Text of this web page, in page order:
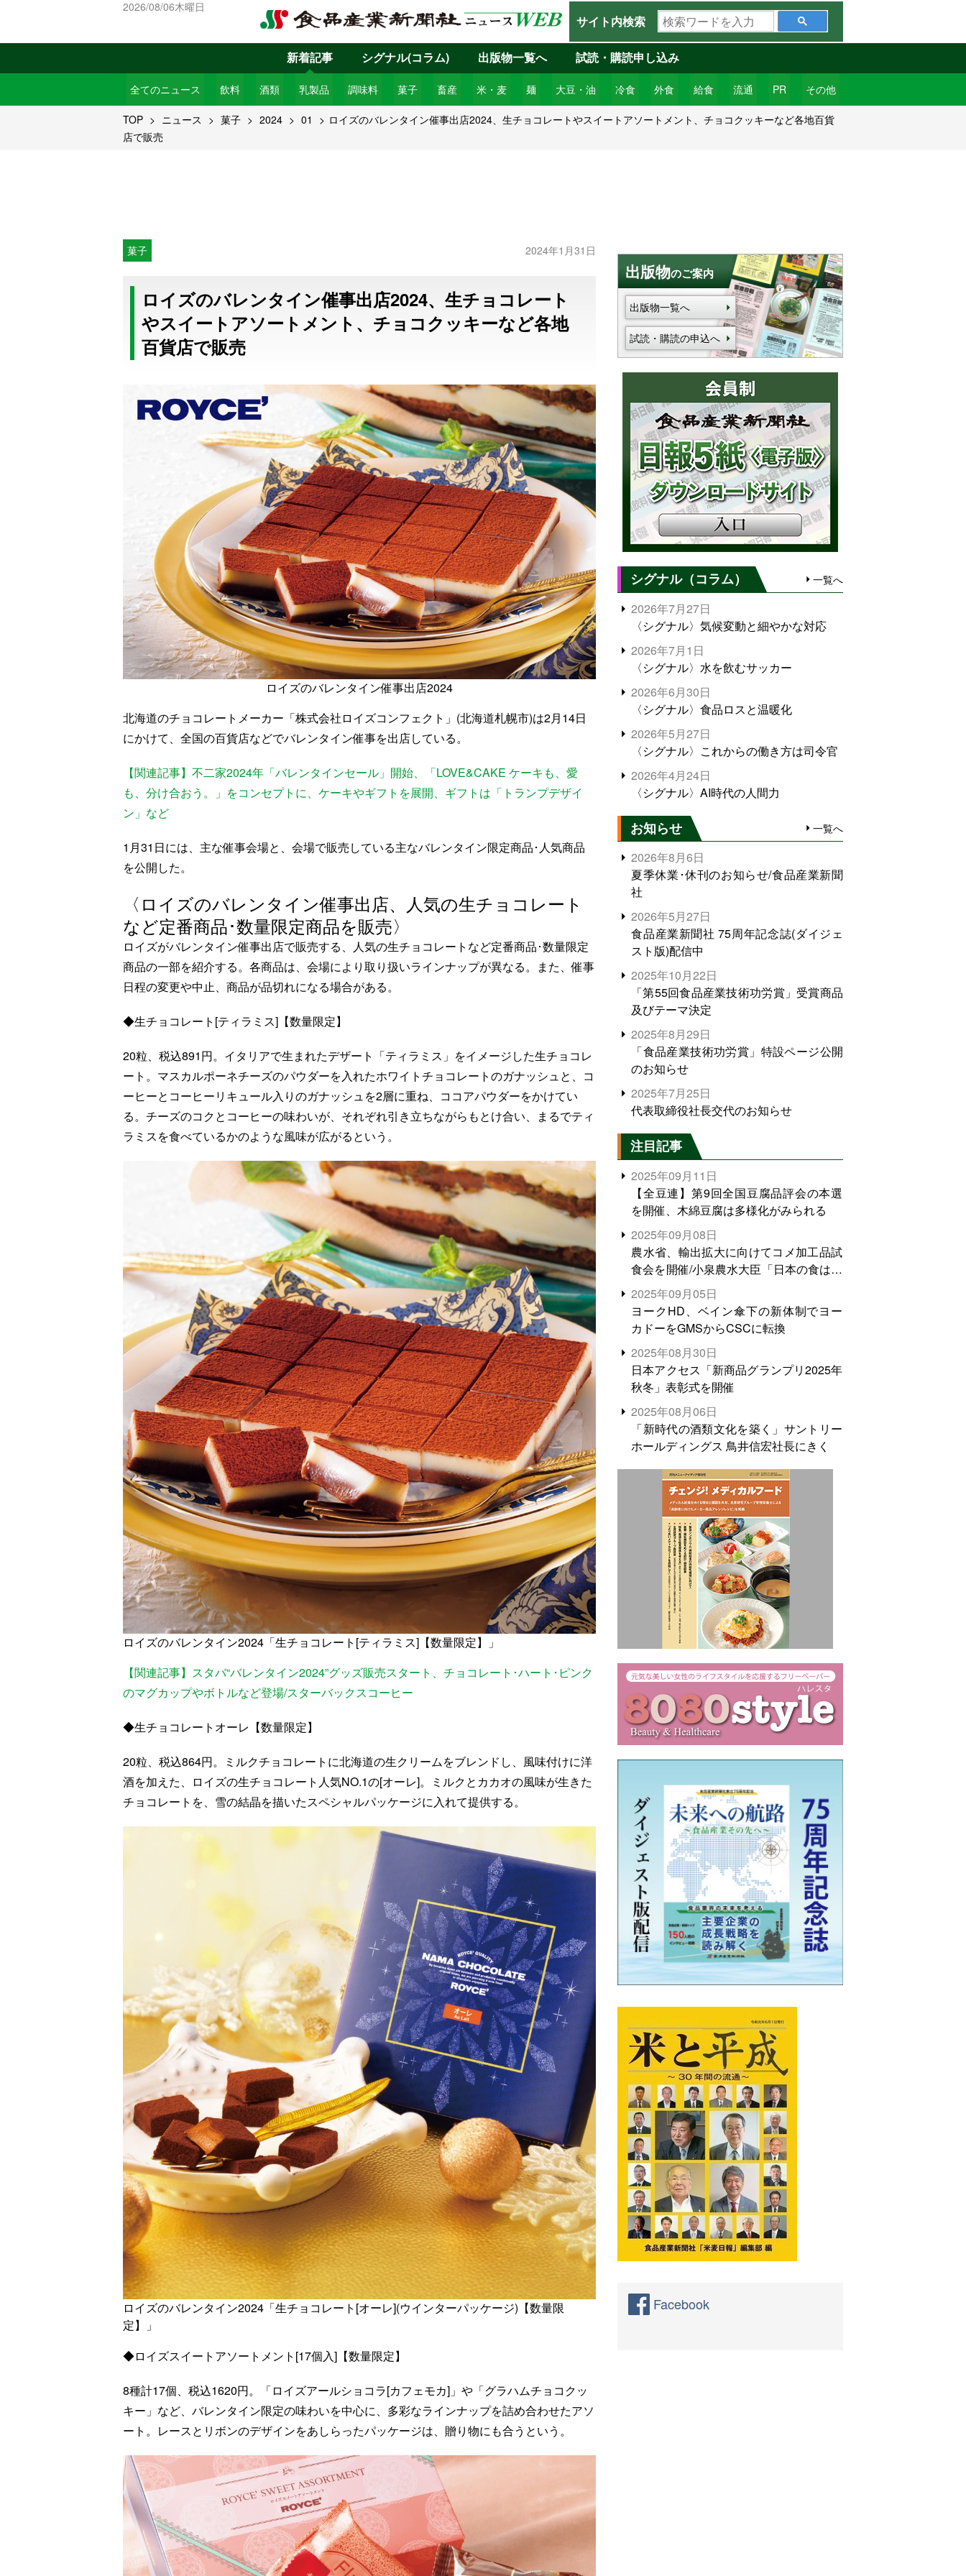
2026/08/06木曜日
サイト内検索
検
索
ワ
ー
ド
を
入
新着記事
全てのニュース 飲料 酒類 乳製品 調味料 菓子 畜産 米・麦 麺 大豆・油 冷食 外食 給食 流通 PR その他
シグナル(コラム) 出版物一覧へ 試読・購読申し込み
TOP ニュース 菓子 2024 01
ロイズのバレンタイン催事出店2024、生チョコレートやスイートアソートメント、チョコクッキーなど各地百貨
店で販売
菓子 2024年1月31日
ロイズのバレンタイン催事出店2024、生チョコレート
やスイートアソートメント、チョコクッキーなど各地
百貨店で販売
ロイズのバレンタイン催事出店2024
北海道のチョコレートメーカー「株式会社ロイズコンフェクト」(北海道札幌市)は2月14日
にかけて、全国の百貨店などでバレンタイン催事を出店している。
【関連記事】不二家2024年「バレンタインセール」開始、「LOVE&CAKE ケーキも、愛
も、分け合おう。」をコンセプトに、ケーキやギフトを展開、ギフトは「トランプデザイ
ン」など
1月31日には、主な催事会場と、会場で販売している主なバレンタイン限定商品･人気商品
を公開した。
〈ロイズのバレンタイン催事出店、人気の生チョコレート
など定番商品･数量限定商品を販売〉
ロイズがバレンタイン催事出店で販売する、人気の生チョコレートなど定番商品･数量限定
商品の一部を紹介する。各商品は、会場により取り扱いラインナップが異なる。また、催事
日程の変更や中止、商品が品切れになる場合がある。
◆生チョコレート[ティラミス]【数量限定】
20粒、税込891円。イタリアで生まれたデザート「ティラミス」をイメージした生チョコレ
ート。マスカルポーネチーズのパウダーを入れたホワイトチョコレートのガナッシュと、コ
ーヒーとコーヒーリキュール入りのガナッシュを2層に重ね、ココアパウダーをかけてい
る。チーズのコクとコーヒーの味わいが、それぞれ引き立ちながらもとけ合い、まるでティ
ラミスを食べているかのような風味が広がるという。
ロイズのバレンタイン2024「生チョコレート[ティラミス]【数量限定】」
【関連記事】スタバ“バレンタイン2024”グッズ販売スタート、チョコレート･ハート･ピンク
のマグカップやボトルなど登場/スターバックスコーヒー
◆生チョコレートオーレ【数量限定】
20粒、税込864円。ミルクチョコレートに北海道の生クリームをブレンドし、風味付けに洋
酒を加えた、ロイズの生チョコレート人気NO.1の[オーレ]。ミルクとカカオの風味が生きた
チョコレートを、雪の結晶を描いたスペシャルパッケージに入れて提供する。
ロイズのバレンタイン2024「生チョコレート[オーレ](ウインターパッケージ)【数量限
定】」
◆ロイズスイートアソートメント[17個入]【数量限定】
8種計17個、税込1620円。「ロイズアールショコラ[カフェモカ]」や「グラハムチョコクッ
キー」など、バレンタイン限定の味わいを中心に、多彩なラインナップを詰め合わせたアソ
ート。レースとリボンのデザインをあしらったパッケージは、贈り物にも合うという。
出版物のご案内
出版物一覧へ
試読・購読の申込へ
シグナル（コラム） 一覧へ
2026年7月27日
〈シグナル〉気候変動と細やかな対応
2026年7月1日
〈シグナル〉水を飲むサッカー
2026年6月30日
〈シグナル〉食品ロスと温暖化
2026年5月27日
〈シグナル〉これからの働き方は司令官
2026年4月24日
〈シグナル〉AI時代の人間力
お知らせ 一覧へ
2026年8月6日
夏季休業･休刊のお知らせ/食品産業新聞
社
2026年5月27日
食品産業新聞社 75周年記念誌(ダイジェ
スト版)配信中
2025年10月22日
「第55回食品産業技術功労賞」受賞商品
及びテーマ決定
2025年8月29日
「食品産業技術功労賞」特設ページ公開
のお知らせ
2025年7月25日
代表取締役社長交代のお知らせ
注目記事
2025年09月11日
【全豆連】第9回全国豆腐品評会の本選
を開催、木綿豆腐は多様化がみられる
2025年09月08日
農水省、輸出拡大に向けてコメ加工品試
食会を開催/小泉農水大臣「日本の食は世
界でトップをとれる。米増産に向けて、
米輸出需要の拡大を」
2025年09月05日
ヨークHD、ベイン傘下の新体制でヨー
カドーをGMSからCSCに転換
2025年08月30日
日本アクセス「新商品グランプリ2025年
秋冬」表彰式を開催
2025年08月06日
「新時代の酒類文化を築く」サントリー
ホールディングス 鳥井信宏社長にきく
Facebook